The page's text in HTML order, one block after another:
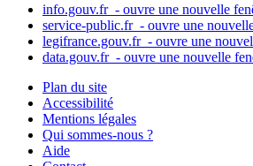
info.gouv.fr - ouvre une nouvelle
service-public.fr - ouvre une
legifrance.gouv.fr - ouvre une
data.gouv.fr - ouvre une nouvelle
Plan du site
Accessibilité
Mentions légales
Qui sommes-nous ?
Aide